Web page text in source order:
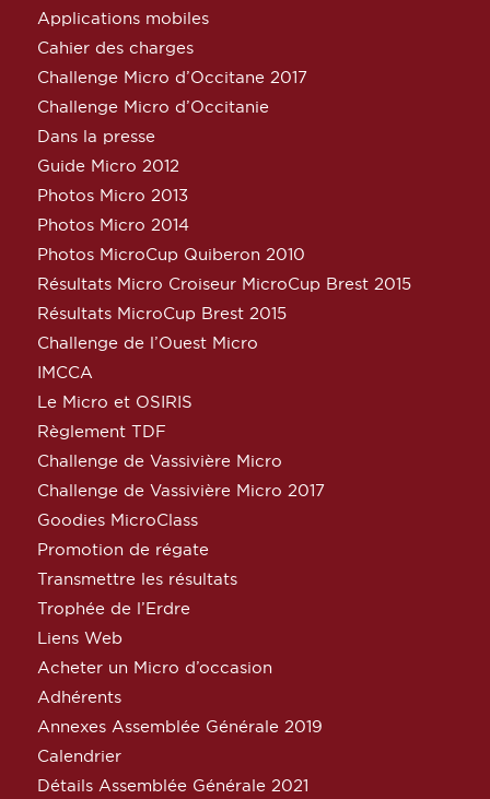
Applications mobiles
Cahier des charges
Challenge Micro d’Occitane 2017
Challenge Micro d’Occitanie
Dans la presse
Guide Micro 2012
Photos Micro 2013
Photos Micro 2014
Photos MicroCup Quiberon 2010
Résultats Micro Croiseur MicroCup Brest 2015
Résultats MicroCup Brest 2015
Challenge de l’Ouest Micro
IMCCA
Le Micro et OSIRIS
Règlement TDF
Challenge de Vassivière Micro
Challenge de Vassivière Micro 2017
Goodies MicroClass
Promotion de régate
Transmettre les résultats
Trophée de l’Erdre
Liens Web
Acheter un Micro d’occasion
Adhérents
Annexes Assemblée Générale 2019
Calendrier
Détails Assemblée Générale 2021